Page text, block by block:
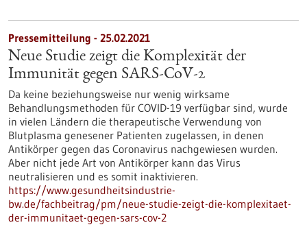
Pressemitteilung - 25.02.2021
Neue Studie zeigt die Komplexität der
Immunität gegen SARS-CoV-2
Da keine beziehungsweise nur wenig wirksame
Behandlungsmethoden für COVID-19 verfügbar sind, wurde
in vielen Ländern die therapeutische Verwendung von
Blutplasma genesener Patienten zugelassen, in denen
Antikörper gegen das Coronavirus nachgewiesen wurden.
Aber nicht jede Art von Antikörper kann das Virus
neutralisieren und es somit inaktivieren.
https://www.gesundheitsindustrie-
bw.de/fachbeitrag/pm/neue-studie-zeigt-die-komplexitaet-
der-immunitaet-gegen-sars-cov-2